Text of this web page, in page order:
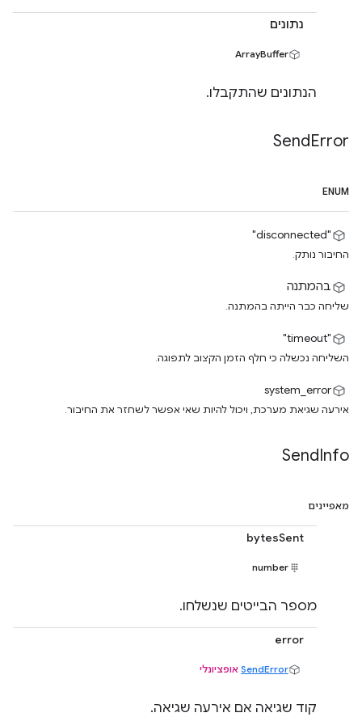
נתונים
ArrayBuffer
הנתונים שהתקבלו.
SendError
ENUM
"disconnected"
החיבור נותק.
בהמתנה
שליחה כבר הייתה בהמתנה.
"timeout"
השליחה נכשלה כי חלף הזמן הקצוב לתפוגה.
system_error
אירעה שגיאת מערכת, ויכול להיות שאי אפשר לשחזר את החיבור.
SendInfo
מאפיינים
bytesSent
number
מספר הבייטים שנשלחו.
error
SendError אופציונלי
קוד שגיאה אם אירעה שגיאה.